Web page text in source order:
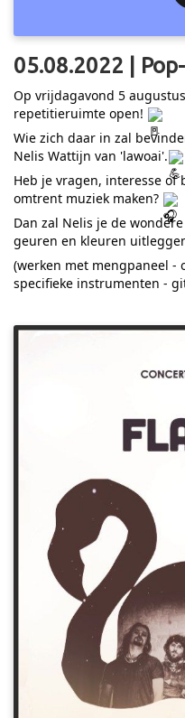
05.08.2022 |
Op vrijdagavond 5
repetitieruimte open!
Wie zich daar in zal
Nelis Wattijn van 'lawoai'.
Heb je vragen, interesse
omtrent muziek maken?
Dan zal Nelis je de
geuren en kleuren
(werken met mengpaneel -
specifieke instrumenten -